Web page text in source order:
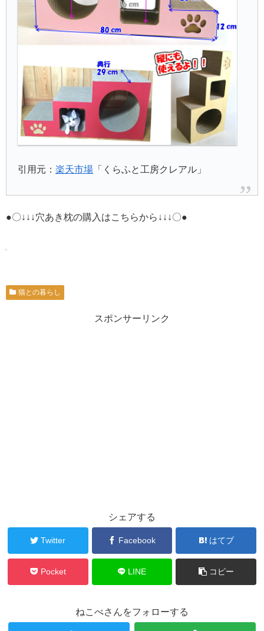
引用元：楽天市場 「くらふと工房クレアル」
●〇↓↓↓穴あき枕の購入はこちらから↓↓↓〇●
猫との暮らし
スポンサーリンク
シェアする
Twitter Facebook はてブ
Pocket LINE コピー
ねこべさんをフォローする